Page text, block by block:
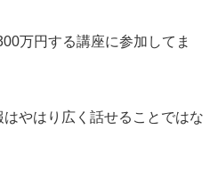
万円する講座に参加してま
やはり広く話せることではな